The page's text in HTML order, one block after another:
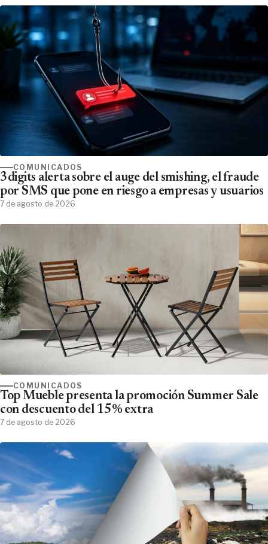
COMUNICADOS
3digits alerta sobre el auge del smishing, el fraude
por SMS que pone en riesgo a empresas y usuarios
7 de agosto de 2026
COMUNICADOS
Top Mueble presenta la promoción Summer Sale
con descuento del 15% extra
7 de agosto de 2026